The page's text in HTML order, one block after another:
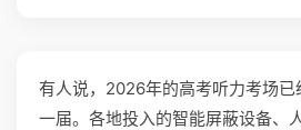
有人说，2026年的高考听力考场已
一届。各地投入的智能屏蔽设备、